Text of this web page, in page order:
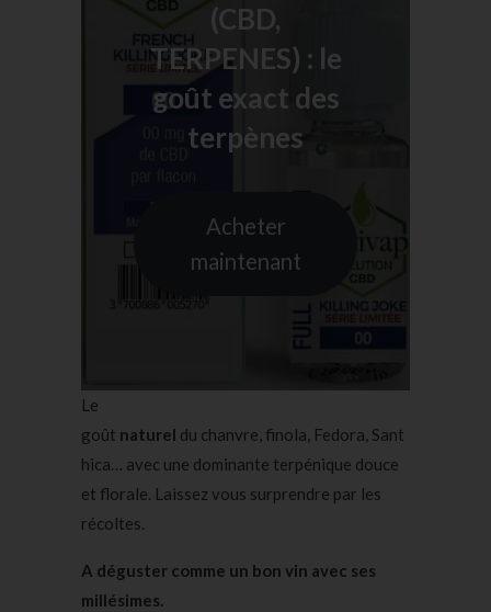
(CBD,
TERPENES) : le
goût exact des
terpènes
Acheter
maintenant
Le
goût naturel du chanvre, finola, Fedora, Sant
hica… avec une dominante terpénique douce
et florale. Laissez vous surprendre par les
récoltes.
A déguster comme un bon vin avec ses
millésimes.